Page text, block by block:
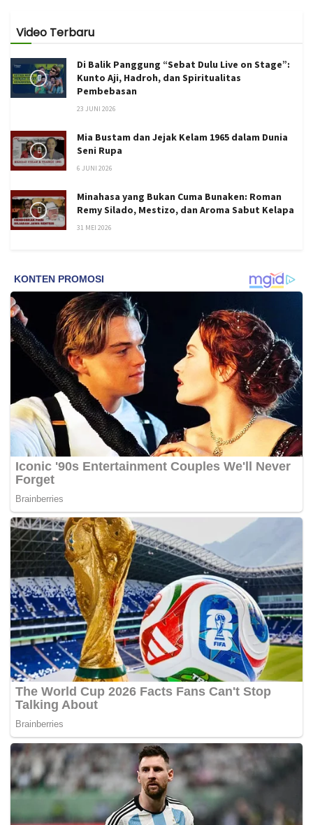
Video Terbaru
Di Balik Panggung “Sebat Dulu Live on Stage”:
Kunto Aji, Hadroh, dan Spiritualitas
Pembebasan
23 JUNI 2026
Mia Bustam dan Jejak Kelam 1965 dalam Dunia
Seni Rupa
6 JUNI 2026
Minahasa yang Bukan Cuma Bunaken: Roman
Remy Silado, Mestizo, dan Aroma Sabut Kelapa
31 MEI 2026